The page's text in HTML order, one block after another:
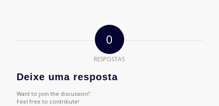
0
RESPOSTAS
Deixe uma resposta
Want to join the discussion?
Feel free to contribute!